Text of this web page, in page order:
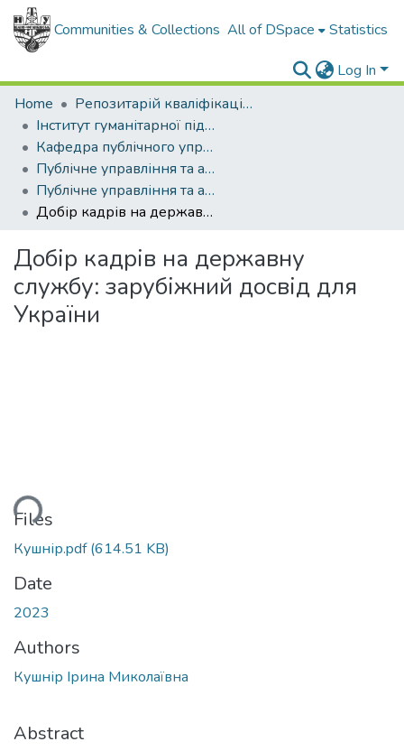
Communities & Collections All of DSpace Statistics
Log In
Home
Репозитарій кваліфікаційних робіт здобувачів вищої освіти
Інститут гуманітарної підготовки та державного управління
Кафедра публічного управління та адміністрування
Публічне управління та адміністрування (рівень магістр)
Публічне управління та адміністрування, магістр, 2023
Добір кадрів на державну службу: зарубіжний досвід для України
Добір кадрів на державну
службу: зарубіжний досвід для
України
Files
Кушнір.pdf(614.51 KB)
Date
2023
Authors
Кушнір Ірина Миколаївна
Abstract